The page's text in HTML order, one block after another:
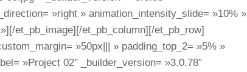
»right » animation_intensity_slide= »10% »
et_pb_image][/et_pb_column][/et_pb_row]
»50px||| » padding_top_2= »5% »
»Project 02″ _builder_version= »3.0.78″